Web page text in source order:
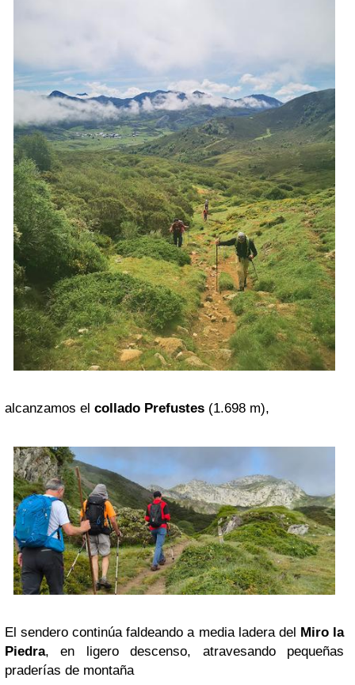
alcanzamos el collado Prefustes (1.698 m),
El sendero continúa faldeando a media ladera del Miro la
Piedra, en ligero descenso, atravesando pequeñas
praderías de montaña